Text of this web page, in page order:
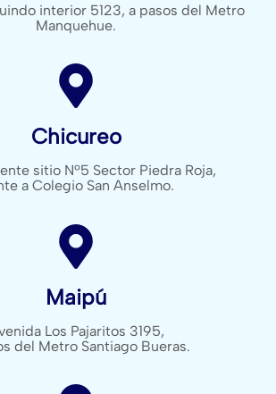
interior 5123, a pasos del Metro
Manquehue.
Chicureo
sitio Nº5 Sector Piedra Roja,
a Colegio San Anselmo.
Maipú
Los Pajaritos 3195,
del Metro Santiago Bueras.